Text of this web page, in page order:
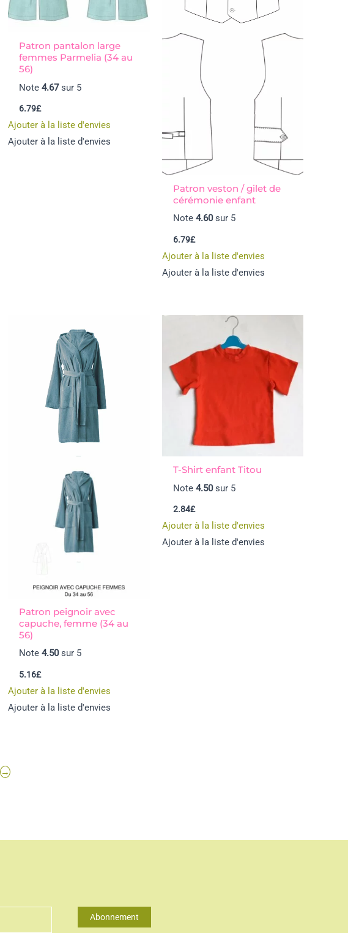
Patron pantalon large
femmes Parmelia (34 au
56)
Note4.67sur 5
6.79£
Ajouter à la liste d'envies
Ajouter à la liste d'envies
Patron veston / gilet de
cérémonie enfant
Note 4.60sur 5
6.79£
Ajouter à la liste d'envies
Ajouter à la liste d'envies
Patron peignoir avec
capuche, femme (34 au
56)
Note4.50sur 5
5.16£
Ajouter à la liste d'envies
Ajouter à la liste d'envies
T-Shirt enfant Titou
Note 4.50sur 5
2.84£
Ajouter à la liste d'envies
Ajouter à la liste d'envies
→
Abonnement